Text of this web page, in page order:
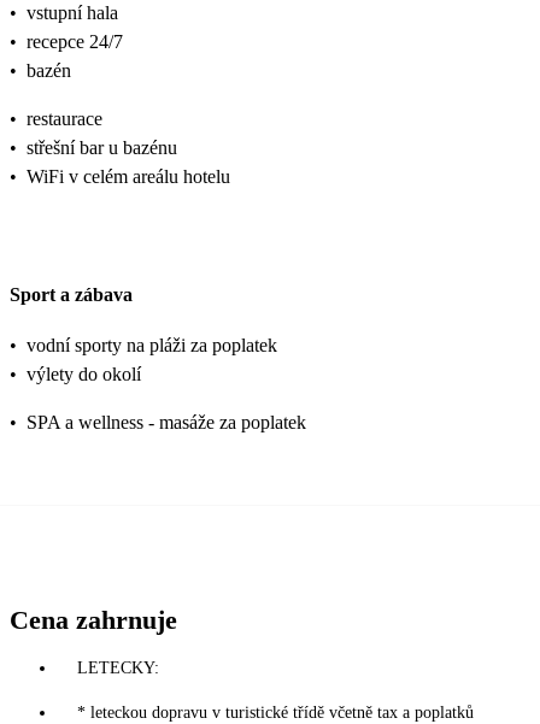
• vstupní hala
• recepce 24/7
• bazén
• restaurace
• střešní bar u bazénu
• WiFi v celém areálu hotelu
Sport a zábava
• vodní sporty na pláži za poplatek
• výlety do okolí
• SPA a wellness - masáže za poplatek
Cena zahrnuje
LETECKY:
* leteckou dopravu v turistické třídě včetně tax a poplatků